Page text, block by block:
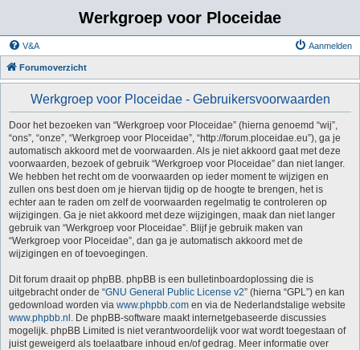
Werkgroep voor Ploceidae
V&A Aanmelden
Forumoverzicht
Werkgroep voor Ploceidae - Gebruikersvoorwaarden
Door het bezoeken van “Werkgroep voor Ploceidae” (hierna genoemd “wij”,
“ons”, “onze”, “Werkgroep voor Ploceidae”, “http://forum.ploceidae.eu”), ga je
automatisch akkoord met de voorwaarden. Als je niet akkoord gaat met deze
voorwaarden, bezoek of gebruik “Werkgroep voor Ploceidae” dan niet langer.
We hebben het recht om de voorwaarden op ieder moment te wijzigen en
zullen ons best doen om je hiervan tijdig op de hoogte te brengen, het is
echter aan te raden om zelf de voorwaarden regelmatig te controleren op
wijzigingen. Ga je niet akkoord met deze wijzigingen, maak dan niet langer
gebruik van “Werkgroep voor Ploceidae”. Blijf je gebruik maken van
“Werkgroep voor Ploceidae”, dan ga je automatisch akkoord met de
wijzigingen en of toevoegingen.
Dit forum draait op phpBB. phpBB is een bulletinboardoplossing die is
uitgebracht onder de “GNU General Public License v2” (hierna “GPL”) en kan
gedownload worden via www.phpbb.com en via de Nederlandstalige website
www.phpbb.nl . De phpBB-software maakt internetgebaseerde discussies
mogelijk. phpBB Limited is niet verantwoordelijk voor wat wordt toegestaan of
juist geweigerd als toelaatbare inhoud en/of gedrag. Meer informatie over